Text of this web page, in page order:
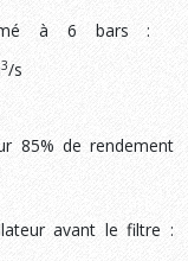
à 6 bars :
3/s
85% de rendement
avant le filtre :